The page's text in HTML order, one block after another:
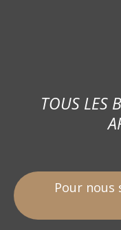
TOUS LES
Pour